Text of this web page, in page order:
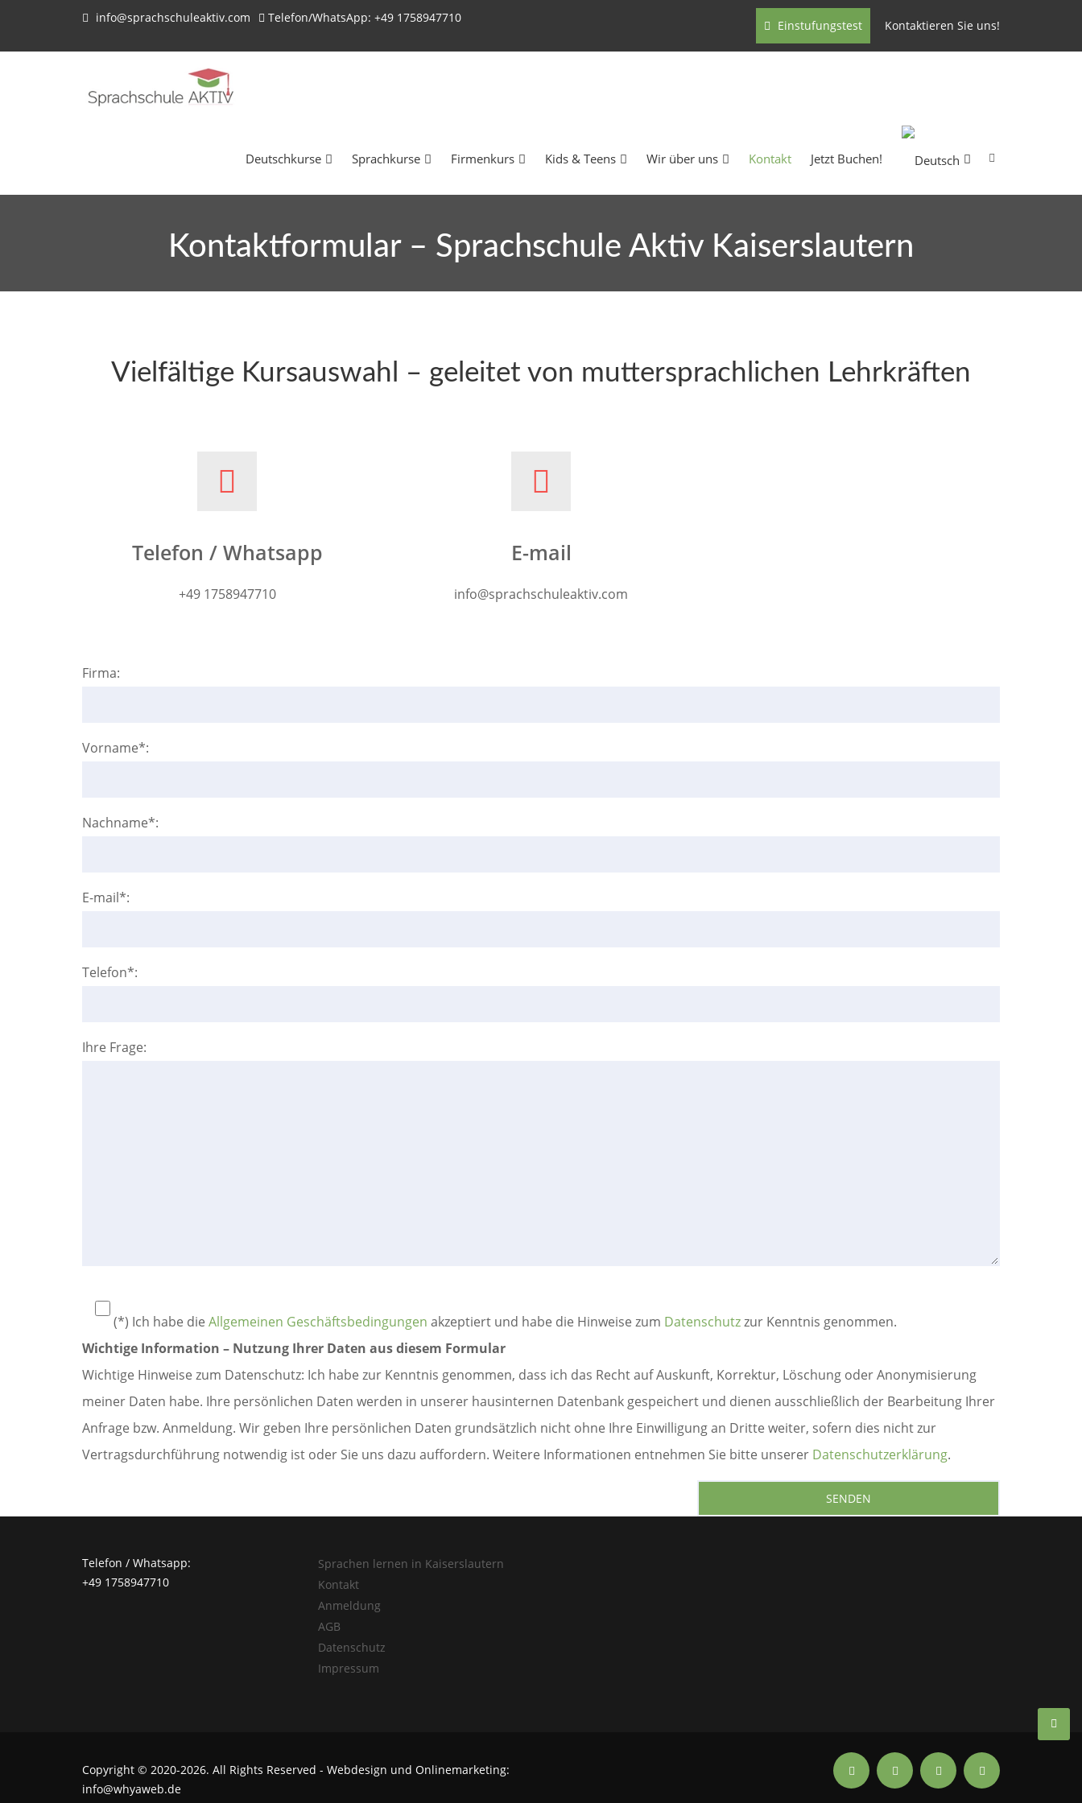
info@sprachschuleaktiv.com Telefon/WhatsApp: +49 1758947710
Einstufungstest Kontaktieren Sie uns!
Deutschkurse Sprachkurse Firmenkurs Kids & Teens Wir über uns Kontakt Jetzt Buchen!
Kontaktformular – Sprachschule Aktiv Kaiserslautern
Vielfältige Kursauswahl – geleitet von muttersprachlichen Lehrkräften
Telefon / Whatsapp
+49 1758947710
E-mail
info@sprachschuleaktiv.com
Firma:
Vorname*:
Nachname*:
E-mail*:
Telefon*:
Ihre Frage:
(*) Ich habe die Allgemeinen Geschäftsbedingungen akzeptiert und habe die Hinweise zum Datenschutzzur Kenntnis genommen.
Wichtige Information – Nutzung Ihrer Daten aus diesem Formular
Wichtige Hinweise zum Datenschutz: Ich habe zur Kenntnis genommen, dass ich das Recht auf Auskunft, Korrektur, Löschung oder Anonymisierung
meiner Daten habe. Ihre persönlichen Daten werden in unserer hausinternen Datenbank gespeichert und dienen ausschließlich der Bearbeitung Ihrer
Anfrage bzw. Anmeldung. Wir geben Ihre persönlichen Daten grundsätzlich nicht ohne Ihre Einwilligung an Dritte weiter, sofern dies nicht zur
Vertragsdurchführung notwendig ist oder Sie uns dazu auffordern. Weitere Informationen entnehmen Sie bitte unserer Datenschutzerklärung.
Telefon / Whatsapp:
+49 1758947710
Sprachen lernen in Kaiserslautern
Kontakt
Anmeldung
AGB
Datenschutz
Impressum
Copyright © 2020-2026. All Rights Reserved - Webdesign und Onlinemarketing:
info@whyaweb.de